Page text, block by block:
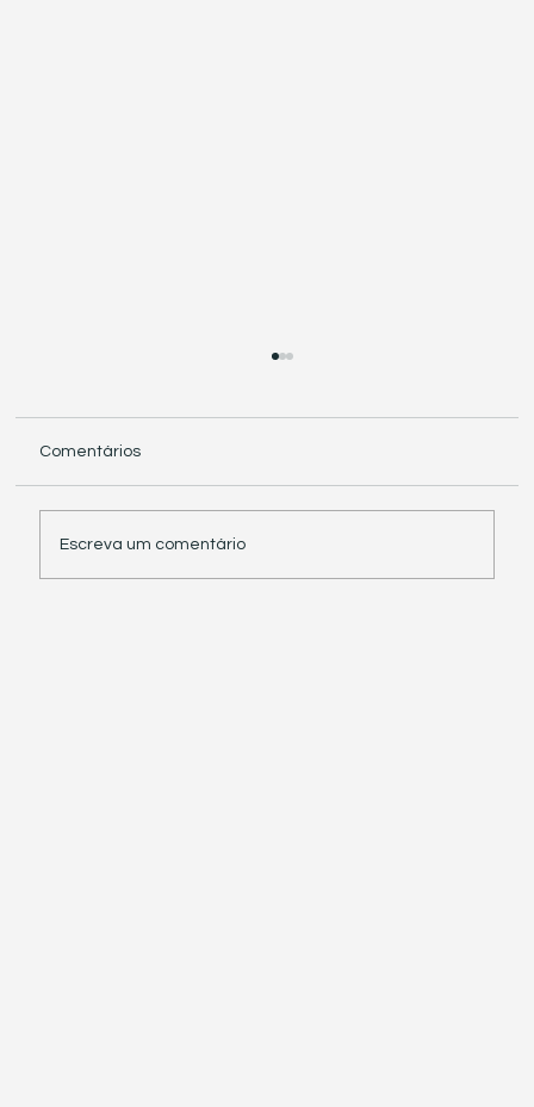
Comentários
Escreva um comentário